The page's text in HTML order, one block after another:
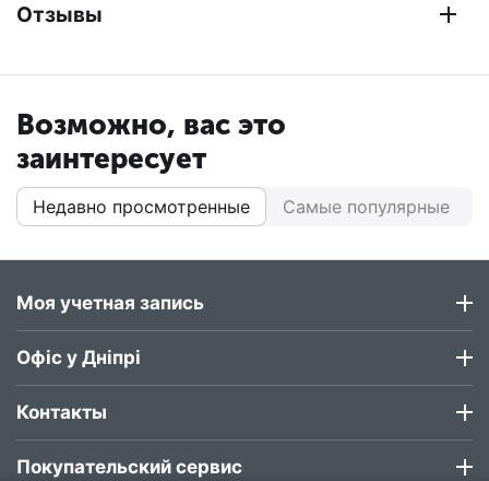
Отзывы
Возможно, вас это
заинтересует
Недавно просмотренные Самые популярные
Моя учетная запись
Офіс у Дніпрі
Контакты
Покупательский сервис